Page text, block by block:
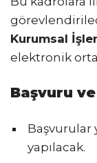
Kurumsal
elektronik
Başvuru
Başvurular
yapılacak.